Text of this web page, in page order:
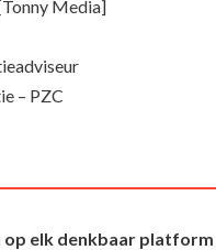
Media]
– PZC
op elk denkbaar platform